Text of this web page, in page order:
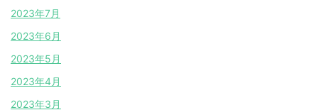
2023年7月
2023年6月
2023年5月
2023年4月
2023年3月